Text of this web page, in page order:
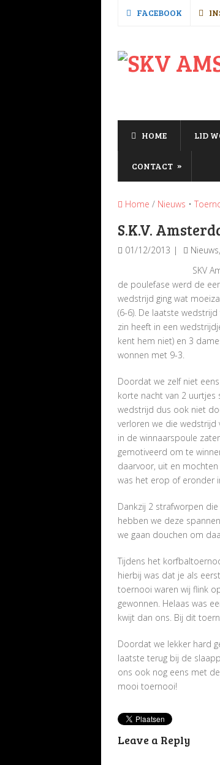
FACEBOOK
HOME LID
CONTACT »
Home / Nieuws •
S.K.V.
01/12/2013 Nieuws,
SKV
de poulefase werd de
wedstrijd ging wat
(6-6). De laatste
zin heeft in een
kent hem niet) en 3
wonnen met 9-3.
Doordat we zelf niet
korte nacht van 2 uurtjes
wedstrijd dus ook niet
verloren we die wedstrijd
in de winnaarspoule
gemotiveerd om te
daarvoor, uit en
was het erop of eronder
Dankzij 2 strafworpen
hebben we deze
we gaan douchen om
Tijdens het
hierbij was dat je als
toernooi waren wij flink
gewonnen. Helaas was
kwijt dan ons. Bij dit
Doordat we lekker hard
laatste terug bij de
ons ook nog eens met
mooi toernooi!
Leave a Reply